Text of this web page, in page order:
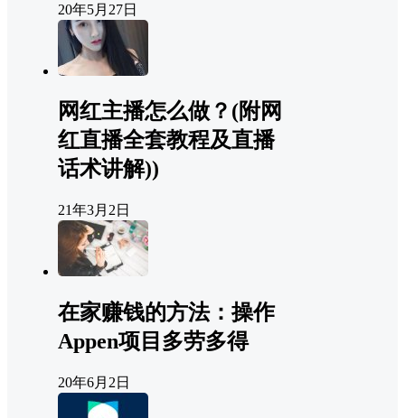
20年5月27日
网红主播怎么做？(附网
红直播全套教程及直播
话术讲解))
21年3月2日
在家赚钱的方法：操作
Appen项目多劳多得
20年6月2日